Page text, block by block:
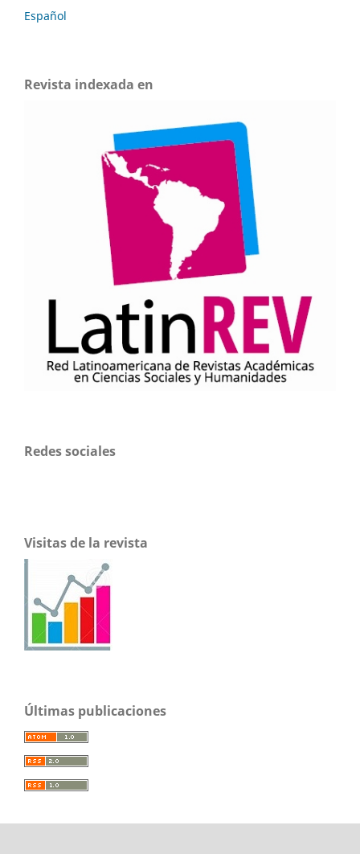
Español
Revista indexada en
Redes sociales
Visitas de la revista
Últimas publicaciones